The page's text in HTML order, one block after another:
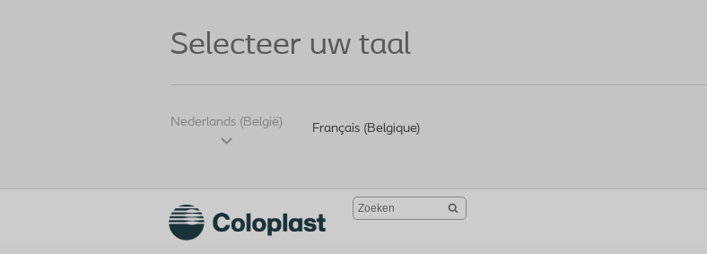
Selecteer uw taal
Nederlands (België) Français (Belgique)